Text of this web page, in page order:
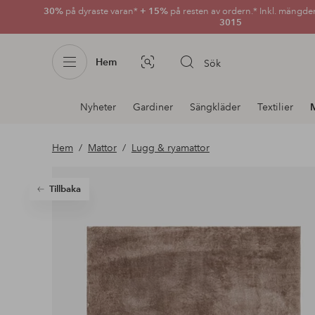
30% på dyraste varan* + 15% på resten av ordern.* Inkl.
3015
Hem Bildsök Sök
Avdelnings
navigation
Nyheter Gardiner Sängkläder Textilier
Hem Mattor Lugg & ryamattor
Tillbaka